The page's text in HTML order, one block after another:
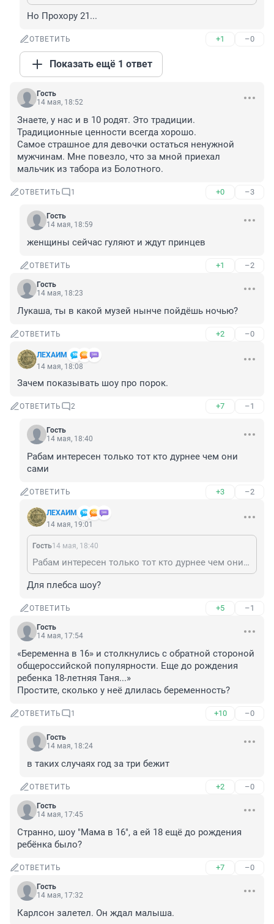
Но Прохору 21...
ОТВЕТИТЬ +1 –0
Показать ещё 1 ответ
Гость
14 мая, 18:52
Знаете, у нас и в 10 родят. Это традиции.
Традиционные ценности всегда хорошо.
Самое страшное для девочки остаться ненужной
мужчинам. Мне повезло, что за мной приехал
мальчик из табора из Болотного.
ОТВЕТИТЬ 1 +0 –3
Гость
14 мая, 18:59
женщины сейчас гуляют и ждут принцев
ОТВЕТИТЬ +1 –2
Гость
14 мая, 18:23
Лукаша, ты в какой музей нынче пойдёшь ночью?
ОТВЕТИТЬ +2 –0
ЛЕХАИМ
14 мая, 18:08
Зачем показывать шоу про порок.
ОТВЕТИТЬ 2 +7 –1
Гость
14 мая, 18:40
Рабам интересен только тот кто дурнее чем они
сами
ОТВЕТИТЬ +3 –2
ЛЕХАИМ
14 мая, 19:01
Гость14 мая, 18:40
Рабам интересен только тот кто дурнее чем они сами
Для плебса шоу?
ОТВЕТИТЬ +5 –1
Гость
14 мая, 17:54
«Беременна в 16» и столкнулись с обратной стороной
общероссийской популярности. Еще до рождения
ребенка 18-летняя Таня...»
Простите, сколько у неё длилась беременность?
ОТВЕТИТЬ 1 +10 –0
Гость
14 мая, 18:24
в таких случаях год за три бежит
ОТВЕТИТЬ +2 –0
Гость
14 мая, 17:45
Странно, шоу "Мама в 16", а ей 18 ещё до рождения
ребёнка было?
ОТВЕТИТЬ +7 –0
Гость
14 мая, 17:32
Карлсон залетел. Он ждал малыша.